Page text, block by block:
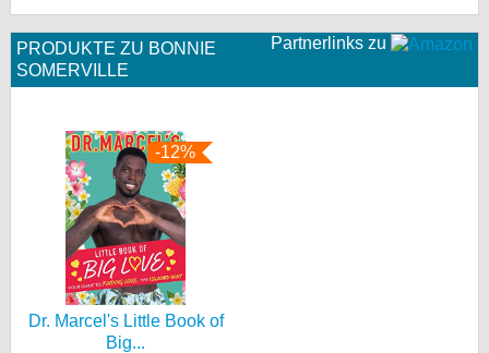
Partnerlinks zu
PRODUKTE ZU BONNIE
SOMERVILLE
-12%
Dr. Marcel's Little Book of
Big...